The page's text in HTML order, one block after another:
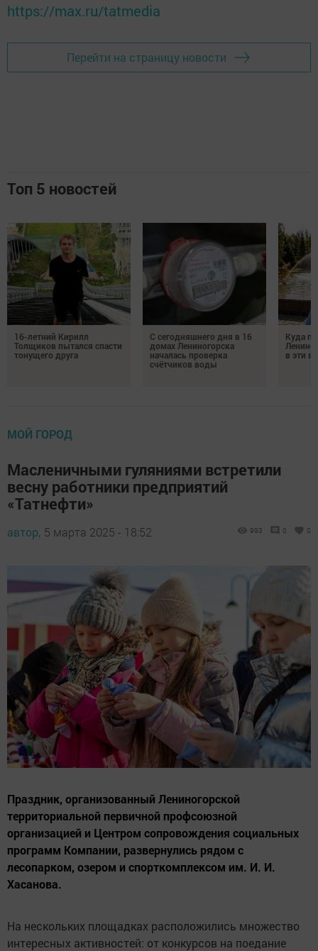
https://max.ru/tatmedia
Перейти на страницу новости
Топ 5 новостей
16-летний Кирилл
Толщиков пытался спасти
тонущего друга
С сегодняшнего дня в 16
домах Лениногорска
началась проверка
счётчиков воды
Куда
в эти
МОЙ ГОРОД
Масленичными гуляниями встретили
весну работники предприятий
«Татнефти»
автор, 5 марта 2025 - 18:52 993 0 0
Праздник, организованный Лениногорской
территориальной первичной профсоюзной
организацией и Центром сопровождения социальных
программ Компании, развернулись рядом с
лесопарком, озером и спорткомплексом им. И. И.
Хасанова.
На нескольких площадках расположились множество
интересных активностей: от конкурсов на поедание